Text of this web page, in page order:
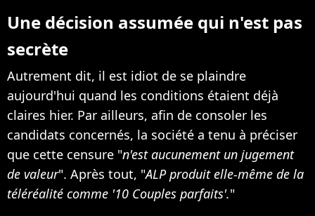
Une décision assumée qui n'est pas
secrète
Autrement dit, il est idiot de se plaindre
aujourd'hui quand les conditions étaient déjà
claires hier. Par ailleurs, afin de consoler les
candidats concernés, la société a tenu à préciser
que cette censure "n'est aucunement un jugement
de valeur". Après tout, "ALP produit elle-même de la
téléréalité comme '10 Couples parfaits'."